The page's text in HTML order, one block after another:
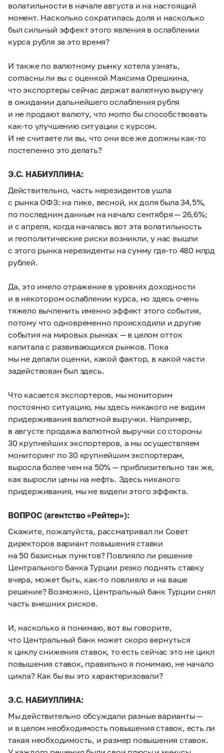
волатильности в начале августа и на настоящий
момент. Насколько сократилась доля и насколько
был сильный эффект этого явления в ослаблении
курса рубля за это время?
И также по валютному рынку хотела узнать,
согласны ли вы с оценкой Максима Орешкина,
что экспортеры сейчас держат валютную выручку
в ожидании дальнейшего ослабления рубля
и не продают валюту, что могло бы способствовать
как-то улучшению ситуации с курсом.
И не считаете ли вы, что они все же должны как-то
постепенно это делать?
Э.С. НАБИУЛЛИНА:
Действительно, часть нерезидентов ушла
с рынка ОФЗ: на пике, весной, их доля была 34,5%,
по последним данным на начало сентября — 26,6%;
и с апреля, когда началась вот эта волатильность
и геополитические риски возникли, у нас вышли
с этого рынка нерезиденты на сумму где-то 480 млрд
рублей.
Да, это имело отражение в уровнях доходности
и в некотором ослаблении курса, но здесь очень
тяжело вычленить именно эффект этого события,
потому что одновременно происходили и другие
события на мировых рынках — в целом отток
капитала с развивающихся рынков. Пока
мы не делали оценки, какой фактор, в какой части
задействован был здесь.
Что касается экспортеров, мы мониторим
постоянно ситуацию, мы здесь никакого не видим
придерживания валютной выручки. Например,
в августе продажа валютной выручки со стороны
30 крупнейших экспортеров, а мы осуществляем
мониторинг по 30 крупнейшим экспортерам,
выросла более чем на 50% — приблизительно так же,
как выросли цены на нефть. Здесь никакого
придерживания, мы не видели этого эффекта.
ВОПРОС (агентство «Рейтер»):
Скажите, пожалуйста, рассматривал ли Совет
директоров вариант повышения ставки
на 50 базисных пунктов? Повлияло ли решение
Центрального банка Турции резко поднять ставку
вчера, может быть, как-то повлияло и на ваше
решение? Возможно, Центральный банк Турции снял
часть внешних рисков.
И, насколько я понимаю, вот вы говорите,
что Центральный банк может скоро вернуться
к циклу снижения ставок, то есть сейчас это не цикл
повышения ставок, правильно я понимаю, не начало
цикла? Как бы вы это характеризовали?
Э.С. НАБИУЛЛИНА:
Мы действительно обсуждали разные варианты —
и в целом необходимость повышения ставок, есть ли
такая необходимость, и размер повышения ставок.